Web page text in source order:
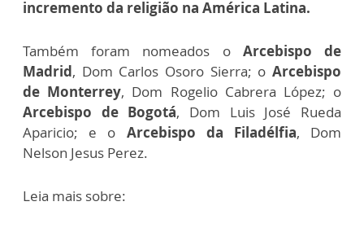
incremento da religião na América Latina.
Também foram nomeados o Arcebispo de
Madrid, Dom Carlos Osoro Sierra; o Arcebispo
de Monterrey, Dom Rogelio Cabrera López; o
Arcebispo de Bogotá, Dom Luis José Rueda
Aparicio; e o Arcebispo da Filadélfia, Dom
Nelson Jesus Perez.
Leia mais sobre: